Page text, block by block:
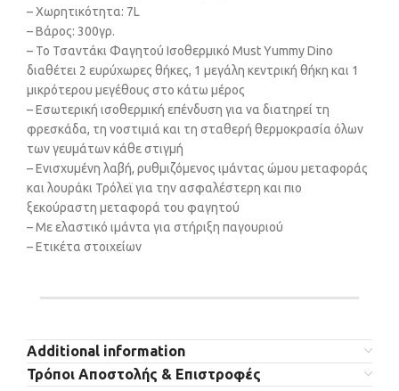
– Χωρητικότητα: 7L
– Βάρος: 300γρ.
– Το Τσαντάκι Φαγητού Ισοθερμικό Must Yummy Dino
διαθέτει 2 ευρύχωρες θήκες, 1 μεγάλη κεντρική θήκη και 1
μικρότερου μεγέθους στο κάτω μέρος
– Εσωτερική ισοθερμική επένδυση για να διατηρεί τη
φρεσκάδα, τη νοστιμιά και τη σταθερή θερμοκρασία όλων
των γευμάτων κάθε στιγμή
– Ενισχυμένη λαβή, ρυθμιζόμενος ιμάντας ώμου μεταφοράς
και λουράκι Τρόλεϊ για την ασφαλέστερη και πιο
ξεκούραστη μεταφορά του φαγητού
– Με ελαστικό ιμάντα για στήριξη παγουριού
– Ετικέτα στοιχείων
Additional information
Τρόποι Αποστολής & Επιστροφές